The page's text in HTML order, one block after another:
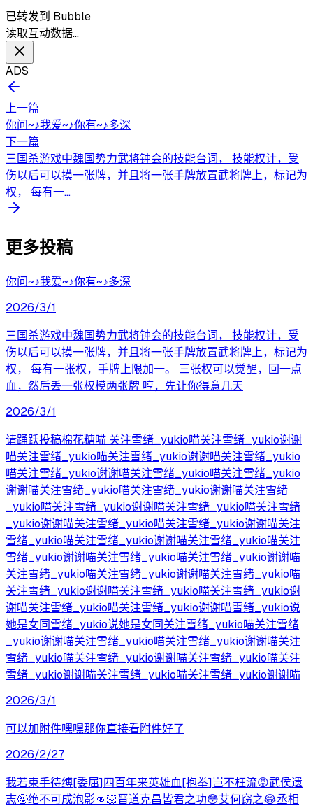
已转发到 Bubble
读取互动数据…
ADS
上一篇
你问~♪我爱~♪你有~♪多深
下一篇
三国杀游戏中魏国势力武将钟会的技能台词， 技能权计，受
伤以后可以摸一张牌，并且将一张手牌放置武将牌上，标记为
权， 每有一...
更多投稿
你问~♪我爱~♪你有~♪多深
2026/3/1
三国杀游戏中魏国势力武将钟会的技能台词， 技能权计，受
伤以后可以摸一张牌，并且将一张手牌放置武将牌上，标记为
权， 每有一张权，手牌上限加一。 三张权可以觉醒，回一点
血，然后丢一张权模两张牌 哼，先让你得意几天
2026/3/1
请踊跃投稿棉花糖喵 关注雪绪_yukio喵关注雪绪_yukio谢谢
喵关注雪绪_yukio喵关注雪绪_yukio谢谢喵关注雪绪_yukio
喵关注雪绪_yukio谢谢喵关注雪绪_yukio喵关注雪绪_yukio
谢谢喵关注雪绪_yukio喵关注雪绪_yukio谢谢喵关注雪绪
_yukio喵关注雪绪_yukio谢谢喵关注雪绪_yukio喵关注雪绪
_yukio谢谢喵关注雪绪_yukio喵关注雪绪_yukio谢谢喵关注
雪绪_yukio喵关注雪绪_yukio谢谢喵关注雪绪_yukio喵关注
雪绪_yukio谢谢喵关注雪绪_yukio喵关注雪绪_yukio谢谢喵
关注雪绪_yukio喵关注雪绪_yukio谢谢喵关注雪绪_yukio喵
关注雪绪_yukio谢谢喵关注雪绪_yukio喵关注雪绪_yukio谢
谢喵关注雪绪_yukio喵关注雪绪_yukio谢谢喵雪绪_yukio说
她是女同雪绪_yukio说她是女同关注雪绪_yukio喵关注雪绪
_yukio谢谢喵关注雪绪_yukio喵关注雪绪_yukio谢谢喵关注
雪绪_yukio喵关注雪绪_yukio谢谢喵关注雪绪_yukio喵关注
雪绪_yukio谢谢喵关注雪绪_yukio喵关注雪绪_yukio谢谢喵
2026/3/1
可以加附件嘿嘿那你直接看附件好了
2026/2/27
我若束手待缚[委屈]四百年来英雄血[抱拳]岂不枉流😡武侯遗
志🤬绝不可成泡影👊🏻晋道克昌皆君之功😳艾何窃之😂丞相